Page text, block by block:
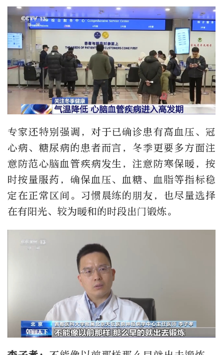
专家还特别强调，对于已确诊患有高血压、冠
心病、糖尿病的患者而言，冬季更要多方面注
意防范心脑血管疾病发生，注意防寒保暖，按
时按量服药，确保血压、血糖、血脂等指标稳
定在正常区间。习惯晨练的朋友，也尽量选择
在有阳光、较为暖和的时段出门锻炼。